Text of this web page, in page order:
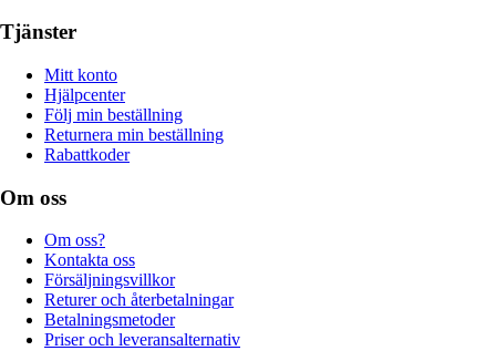
Tjänster
Mitt konto
Hjälpcenter
Följ min beställning
Returnera min beställning
Rabattkoder
Om oss
Om oss?
Kontakta oss
Försäljningsvillkor
Returer och återbetalningar
Betalningsmetoder
Priser och leveransalternativ